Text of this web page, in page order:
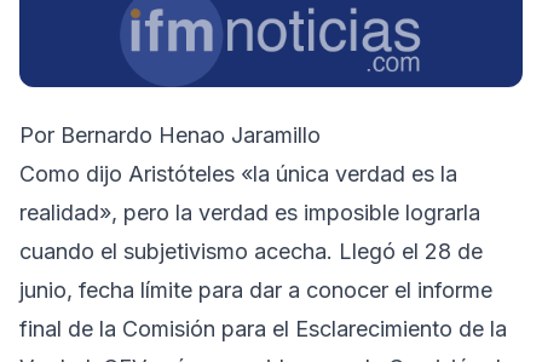
Por Bernardo Henao Jaramillo
Como dijo Aristóteles «la única verdad es la
realidad», pero la verdad es imposible lograrla
cuando el subjetivismo acecha. Llegó el 28 de
junio, fecha límite para dar a conocer el informe
final de la Comisión para el Esclarecimiento de la